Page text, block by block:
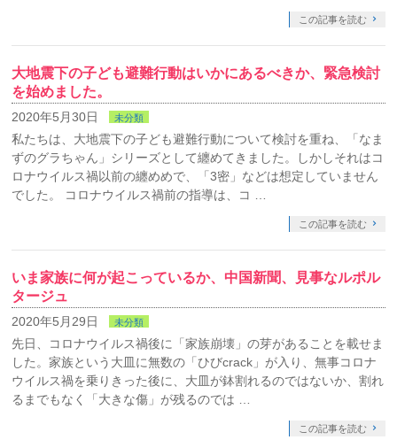
この記事を読む
大地震下の子ども避難行動はいかにあるべきか、緊急検討
を始めました。
2020年5月30日 未分類
私たちは、大地震下の子ども避難行動について検討を重ね、「なま
ずのグラちゃん」シリーズとして纏めてきました。しかしそれはコ
ロナウイルス禍以前の纏めめで、「3密」などは想定していません
でした。 コロナウイルス禍前の指導は、コ …
この記事を読む
いま家族に何が起こっているか、中国新聞、見事なルポル
タージュ
2020年5月29日 未分類
先日、コロナウイルス禍後に「家族崩壊」の芽があることを載せま
した。家族という大皿に無数の「ひびcrack」が入り、無事コロナ
ウイルス禍を乗りきった後に、大皿が鉢割れるのではないか、割れ
るまでもなく「大きな傷」が残るのでは …
この記事を読む